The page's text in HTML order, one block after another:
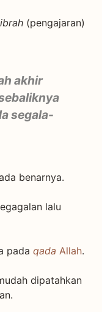
ibrah (pengajaran)
akhir
segala-
benarnya.
lalu
pada qada Allah.
dipatahkan